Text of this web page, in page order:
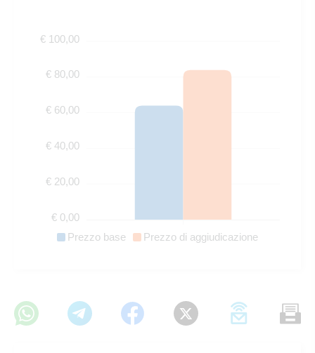
Prezzo base Prezzo di aggiudicazione
€ 100,00
€ 80,00
€ 60,00
€ 40,00
€ 20,00
€ 0,00